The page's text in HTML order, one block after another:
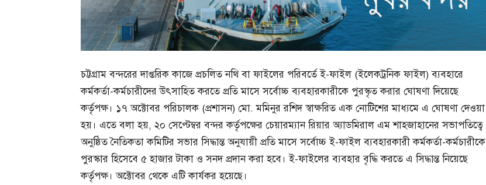
চট্টগ্রাম বন্দরের দাপ্তরিক কাজে প্রচলিত নথি বা ফাইলের পরিবর্তে ই-ফাইল (ইলেকট্রনিক ফাইল) ব্যবহারে
কর্মকর্তা-কর্মচারীদের উৎসাহিত করতে প্রতি মাসে সর্বোচ্চ ব্যবহারকারীকে পুরস্কৃত করার ঘোষণা দিয়েছে
কর্তৃপক্ষ। ১৭ অক্টোবর পরিচালক (প্রশাসন) মো. মমিনুর রশিদ স্বাক্ষরিত এক নোটিশের মাধ্যমে এ ঘোষণা দেওয়া
হয়। এতে বলা হয়, ২০ সেপ্টেম্বর বন্দর কর্তৃপক্ষের চেয়ারম্যান রিয়ার অ্যাডমিরাল এম শাহজাহানের সভাপতিত্বে
অনুষ্ঠিত নৈতিকতা কমিটির সভার সিদ্ধান্ত অনুযায়ী প্রতি মাসে সর্বোচ্চ ই-ফাইল ব্যবহারকারী কর্মকর্তা-কর্মচারীকে
পুরস্কার হিসেবে ৫ হাজার টাকা ও সনদ প্রদান করা হবে। ই-ফাইলের ব্যবহার বৃদ্ধি করতে এ সিদ্ধান্ত নিয়েছে
কর্তৃপক্ষ। অক্টোবর থেকে এটি কার্যকর হয়েছে।